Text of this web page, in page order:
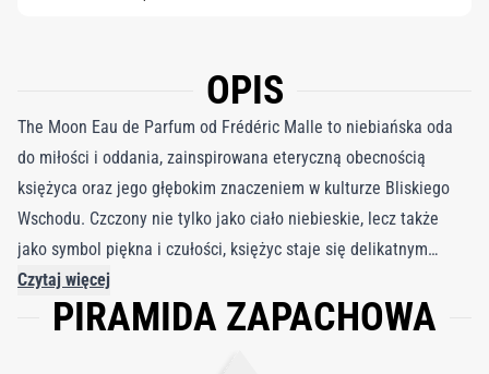
OPIS
The Moon Eau de Parfum od Frédéric Malle to niebiańska oda
do miłości i oddania, zainspirowana eteryczną obecnością
księżyca oraz jego głębokim znaczeniem w kulturze Bliskiego
Wschodu. Czczony nie tylko jako ciało niebieskie, lecz także
jako symbol piękna i czułości, księżyc staje się delikatnym
określeniem bliskości „mój księżycu”, ucieleśniając
ponadczasowy romantyzm i niewypowiedziane przywiązanie.
Czytaj więcej
PIRAMIDA ZAPACHOWA